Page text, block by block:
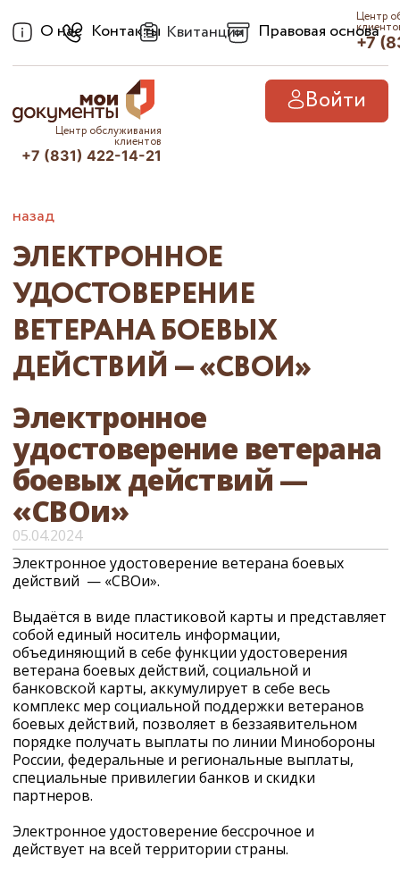
О нас Контакты Квитанции Правовая основа
Центр
+7
Войти
Центр обслуживания
клиентов
+7 (831) 422-14-21
назад
ЭЛЕКТРОННОЕ
УДОСТОВЕРЕНИЕ
ВЕТЕРАНА БОЕВЫХ
ДЕЙСТВИЙ — «СВОИ»
Электронное
удостоверение ветерана
боевых действий —
«СВОи»
05.04.2024
Электронное удостоверение ветерана боевых
действий — «СВОи».
Выдаëтся в виде пластиковой карты и представляет
собой единый носитель информации,
объединяющий в себе функции удостоверения
ветерана боевых действий, социальной и
банковской карты, аккумулирует в себе весь
комплекс мер социальной поддержки ветеранов
боевых действий, позволяет в беззаявительном
порядке получать выплаты по линии Минобороны
России, федеральные и региональные выплаты,
специальные привилегии банков и скидки
партнеров.
Электронное удостоверение бессрочное и
действует на всей территории страны.